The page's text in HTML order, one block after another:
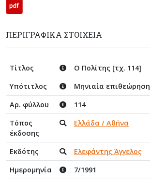
ΠΕΡΙΓΡΑΦΙΚΆ ΣΤΟΙΧΕΊΑ
Τίτλος
Ο Πολίτης [τχ. 114]
Υπότιτλος
Μηνιαία επιθεώρηση
Αρ. φύλλου
114
Τόπος
έκδοσης
Ελλάδα / Αθήνα
Εκδότης
Ελεφάντης Άγγελος
Ημερομηνία
7/1991